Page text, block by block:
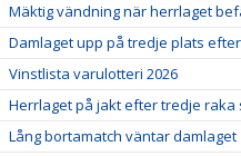
Mäktig vändning när herrlaget
Damlaget upp på tredje plats
Vinstlista varulotteri 2026
Herrlaget på jakt efter tredje raka
Lång bortamatch väntar damlaget